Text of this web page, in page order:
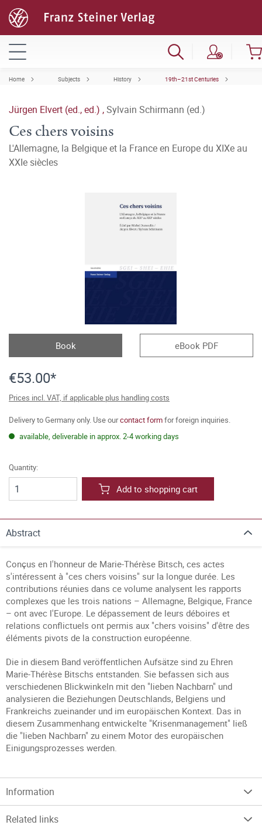
Home Subjects History 19th–21st Centuries
Jürgen Elvert (ed., ed.) ,Sylvain Schirmann (ed.)
Ces chers voisins
L'Allemagne, la Belgique et la France en Europe du XIXe au
XXIe siècles
Book eBook PDF
€53.00*
Prices incl. VAT, if applicable plus handling costs
Delivery to Germany only. Use ourcontact formfor foreign inquiries.
available, deliverable in approx. 2-4 working days
Quantity:
Add to shopping cart
Abstract
Conçus en l'honneur de Marie-Thérèse Bitsch, ces actes
s'intéressent à "ces chers voisins" sur la longue durée. Les
contributions réunies dans ce volume analysent les rapports
complexes que les trois nations – Allemagne, Belgique, France
– ont avec l'Europe. Le dépassement de leurs déboires et
relations conflictuels ont permis aux "chers voisins" d'être des
éléments pivots de la construction européenne.
Die in diesem Band veröffentlichen Aufsätze sind zu Ehren
Marie-Thérèse Bitschs entstanden. Sie befassen sich aus
verschiedenen Blickwinkeln mit den "lieben Nachbarn" und
analysieren die Beziehungen Deutschlands, Belgiens und
Frankreichs zueinander und im europäischen Kontext. Das in
diesem Zusammenhang entwickelte "Krisenmanagement" ließ
die "lieben Nachbarn" zu einem Motor des europäischen
Einigungsprozesses werden.
Information
Related links